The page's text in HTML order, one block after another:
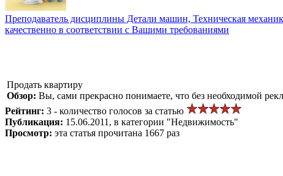
Преподаватель дисциплины Детали машин, Техническая
качественно в соответствии с Вашими требованиями
Продать квартиру
Обзор: Вы, сами прекрасно понимаете, что без необходимой
Рейтинг: 3 - количество голосов за статью
Публикация: 15.06.2011, в категории "Недвижимость"
Просмотр: эта статья прочитана 1667 раз